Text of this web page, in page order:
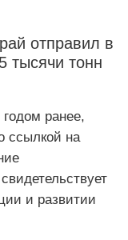
отправил в
тысячи тонн
ранее,
ссылкой на
и развитии